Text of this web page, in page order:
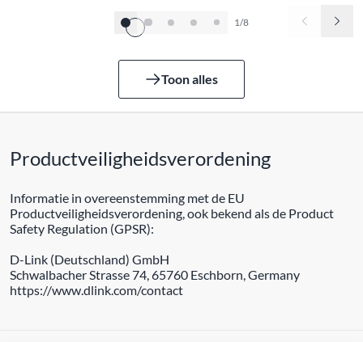
1/8
Toon alles
Productveiligheidsverordening
Informatie in overeenstemming met de EU
Productveiligheidsverordening, ook bekend als de Product
Safety Regulation (GPSR):
D-Link (Deutschland) GmbH
Schwalbacher Strasse 74, 65760 Eschborn, Germany
https://www.dlink.com/contact